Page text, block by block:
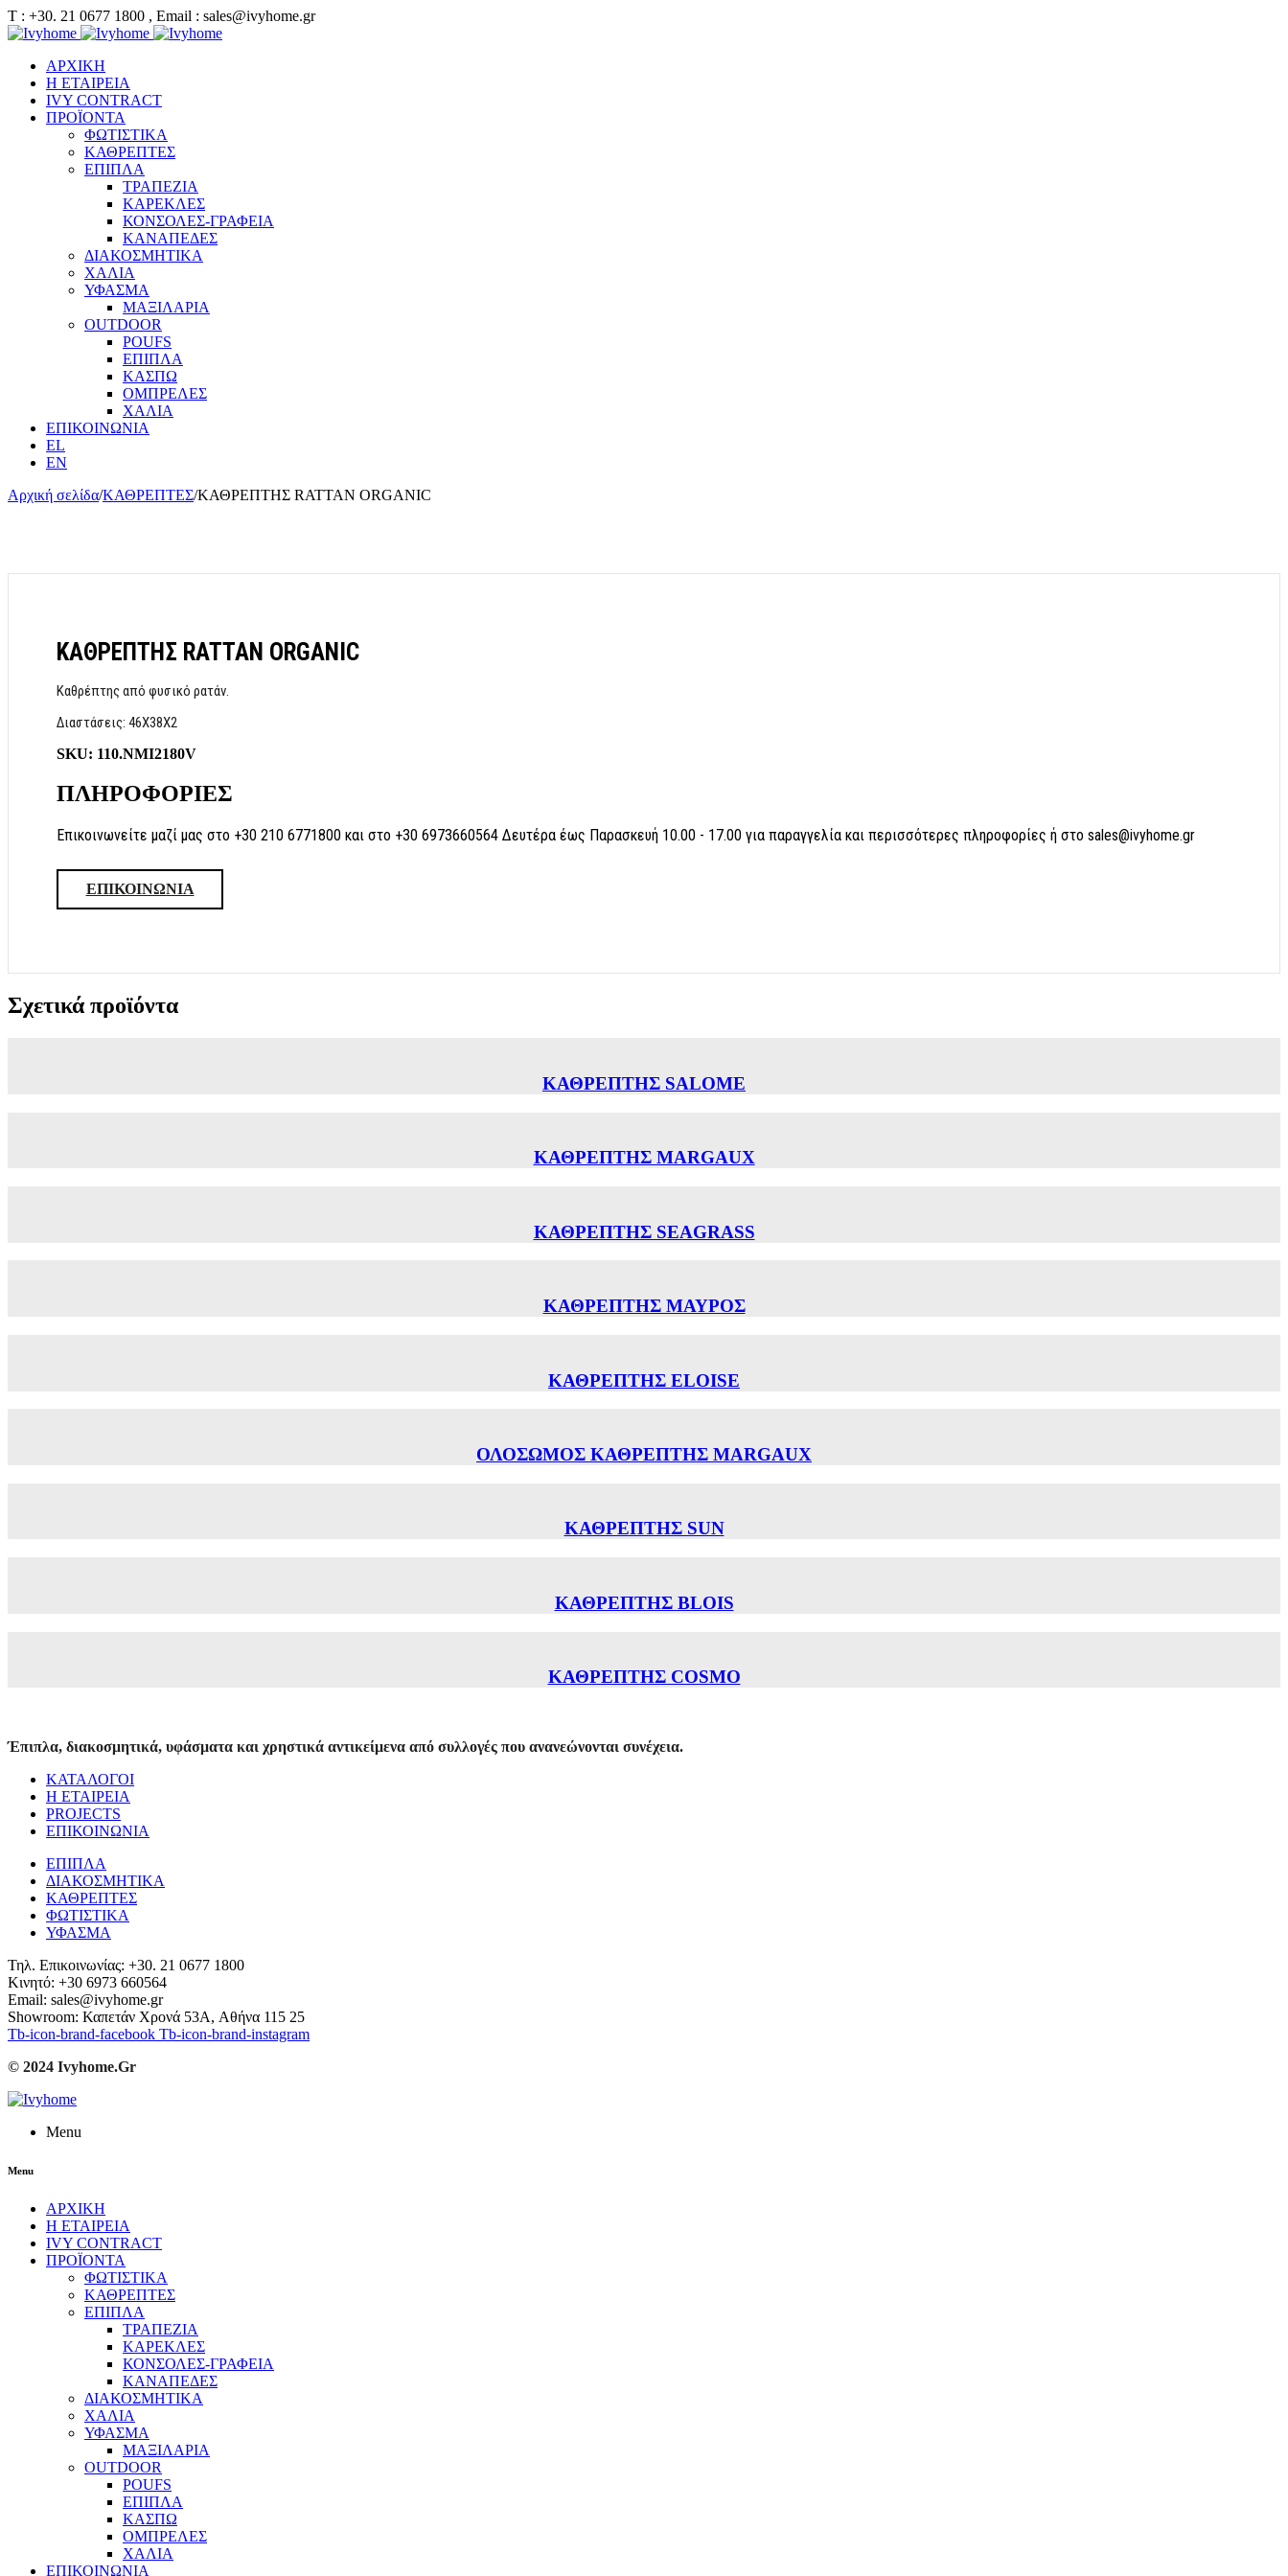
Τ : +30. 21 0677 1800 , Email : sales@ivyhome.gr
ΑΡΧΙΚΗ
Η ΕΤΑΙΡΕΙΑ
IVY CONTRACT
ΠΡΟΪΟΝΤΑ
ΦΩΤΙΣΤΙΚΑ
ΚΑΘΡΕΠΤΕΣ
ΕΠΙΠΛΑ
ΤΡΑΠΕΖΙΑ
ΚΑΡΕΚΛΕΣ
ΚΟΝΣΟΛΕΣ-ΓΡΑΦΕΙΑ
ΚΑΝΑΠΕΔΕΣ
ΔΙΑΚΟΣΜΗΤΙΚΑ
ΧΑΛΙΑ
ΥΦΑΣΜΑ
ΜΑΞΙΛΑΡΙΑ
OUTDOOR
POUFS
ΕΠΙΠΛΑ
ΚΑΣΠΩ
ΟΜΠΡΕΛΕΣ
ΧΑΛΙΑ
ΕΠΙΚΟΙΝΩΝΙΑ
EL
EN
Αρχική σελίδα/ΚΑΘΡΕΠΤΕΣ/ΚΑΘΡΕΠΤΗΣ RATTAN ORGANIC
ΚΑΘΡΕΠΤΗΣ RATTAN ORGANIC
Καθρέπτης από φυσικό ρατάν.
Διαστάσεις: 46Χ38Χ2
SKU: 110.NMI2180V
ΠΛΗΡΟΦΟΡΙΕΣ
Επικοινωνείτε μαζί μας στο +30 210 6771800 και στο +30 6973660564 Δευτέρα έως Παρασκευή 10.00 - 17.00 για παραγγελία και περισσότερες πληροφορίες ή στο sales@ivyhome.gr
ΕΠΙΚΟΙΝΩΝΙΑ
Σχετικά προϊόντα
ΚΑΘΡΕΠΤΗΣ SALOME
ΚΑΘΡΕΠΤΗΣ MARGAUX
ΚΑΘΡΕΠΤΗΣ SEAGRASS
ΚΑΘΡΕΠΤΗΣ ΜΑΥΡΟΣ
ΚΑΘΡΕΠΤΗΣ ELOISE
ΟΛΟΣΩΜΟΣ ΚΑΘΡΕΠΤΗΣ MARGAUX
ΚΑΘΡΕΠΤΗΣ SUN
ΚΑΘΡΕΠΤΗΣ BLOIS
ΚΑΘΡΕΠΤΗΣ COSMO
Έπιπλα, διακοσμητικά, υφάσματα και χρηστικά αντικείμενα από συλλογές που ανανεώνονται συνέχεια.
ΚΑΤΑΛΟΓΟΙ
Η ΕΤΑΙΡΕΙΑ
PROJECTS
ΕΠΙΚΟΙΝΩΝΙΑ
ΕΠΙΠΛΑ
ΔΙΑΚΟΣΜΗΤΙΚΑ
ΚΑΘΡΕΠΤΕΣ
ΦΩΤΙΣΤΙΚΑ
ΥΦΑΣΜΑ
Τηλ. Επικοινωνίας: +30. 21 0677 1800
Κινητό: +30 6973 660564
Email: sales@ivyhome.gr
Showroom: Καπετάν Χρονά 53A, Αθήνα 115 25
Tb-icon-brand-facebook Tb-icon-brand-instagram
© 2024 Ivyhome.Gr
Menu
Menu
ΑΡΧΙΚΗ
Η ΕΤΑΙΡΕΙΑ
IVY CONTRACT
ΠΡΟΪΟΝΤΑ
ΦΩΤΙΣΤΙΚΑ
ΚΑΘΡΕΠΤΕΣ
ΕΠΙΠΛΑ
ΤΡΑΠΕΖΙΑ
ΚΑΡΕΚΛΕΣ
ΚΟΝΣΟΛΕΣ-ΓΡΑΦΕΙΑ
ΚΑΝΑΠΕΔΕΣ
ΔΙΑΚΟΣΜΗΤΙΚΑ
ΧΑΛΙΑ
ΥΦΑΣΜΑ
ΜΑΞΙΛΑΡΙΑ
OUTDOOR
POUFS
ΕΠΙΠΛΑ
ΚΑΣΠΩ
ΟΜΠΡΕΛΕΣ
ΧΑΛΙΑ
ΕΠΙΚΟΙΝΩΝΙΑ